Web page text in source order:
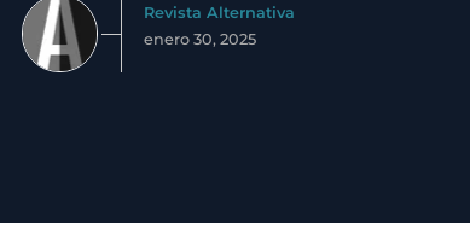
Revista Alternativa
enero 30, 2025